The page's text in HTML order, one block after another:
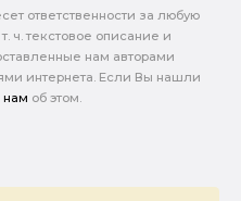
ответственности за любую
ч. текстовое описание и
нам авторами
интернета. Если Вы нашли
нам об этом.